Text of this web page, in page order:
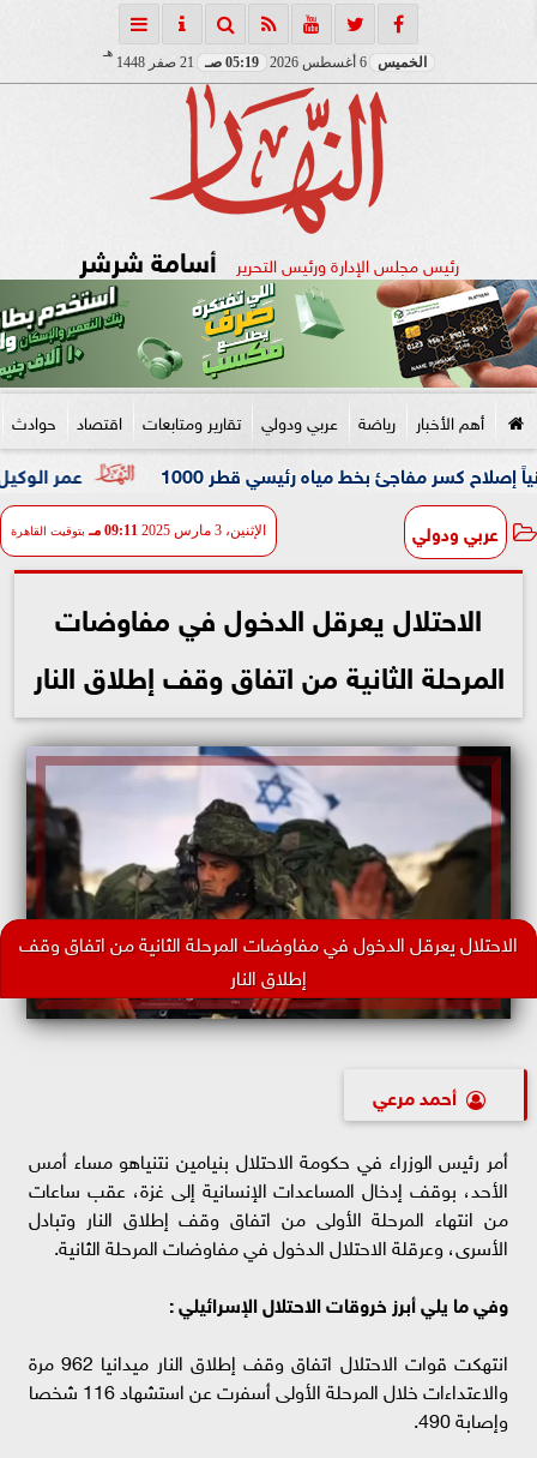
الخميس 05:19 صـ 21 صفر 1448
هـ
رئيس مجلس الإدارة ورئيس التحرير أسامة شرشر
أهم الأخبار رياضة عربي ودولي تقارير ومتابعات اقتصاد حوادث
عمر الوكيل ”بكار” بخط مياه رئيسي قطر 1000
عربي ودولي الإثنين، 3 مارس 2025 09:11 مـ بتوقيت القاهرة
الاحتلال يعرقل الدخول في مفاوضات
المرحلة الثانية من اتفاق وقف إطلاق النار
الاحتلال يعرقل الدخول في مفاوضات المرحلة الثانية من اتفاق وقف
إطلاق النار
أحمد مرعي
أمر رئيس الوزراء في حكومة الاحتلال بنيامين نتنياهو مساء أمس
الأحد، بوقف إدخال المساعدات الإنسانية إلى غزة، عقب ساعات
من انتهاء المرحلة الأولى من اتفاق وقف إطلاق النار وتبادل
الأسرى، وعرقلة الاحتلال الدخول في مفاوضات المرحلة الثانية.
وفي ما يلي أبرز خروقات الاحتلال الإسرائيلي :
انتهكت قوات الاحتلال اتفاق وقف إطلاق النار ميدانيا 962 مرة
والاعتداءات خلال المرحلة الأولى أسفرت عن استشهاد 116 شخصا
وإصابة 490.